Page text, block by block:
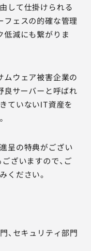
1246
して仕掛けられる
フェスの的確な管理
低減にも繋がりま
ムウェア被害企業の
良サーバーと呼ばれ
ていないIT資産を
呈の特典がござい
ざいますので、ご
ください。
、セキュリティ部門